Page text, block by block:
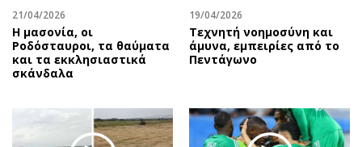
Χειρόγραφα
Επιστολές
21/04/2026
Η μασονία, οι
Ροδόσταυροι, τα θαύματα
και τα εκκλησιαστικά
σκάνδαλα
19/04/2026
Τεχνητή νοημοσύνη και
άμυνα, εμπειρίες από το
Πεντάγωνο